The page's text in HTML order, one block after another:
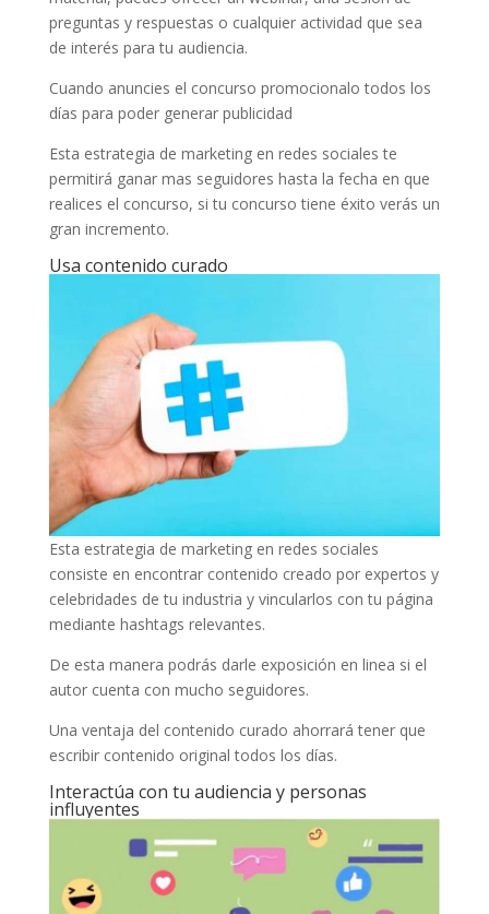
preguntas y respuestas o cualquier actividad que sea
de interés para tu audiencia.
Cuando anuncies el concurso promocionalo todos los
días para poder generar publicidad
Esta estrategia de marketing en redes sociales te
permitirá ganar mas seguidores hasta la fecha en que
realices el concurso, si tu concurso tiene éxito verás un
gran incremento.
Usa contenido curado
Esta estrategia de marketing en redes sociales
consiste en encontrar contenido creado por expertos y
celebridades de tu industria y vincularlos con tu página
mediante hashtags relevantes.
De esta manera podrás darle exposición en linea si el
autor cuenta con mucho seguidores.
Una ventaja del contenido curado ahorrará tener que
escribir contenido original todos los días.
Interactúa con tu audiencia y personas
influyentes